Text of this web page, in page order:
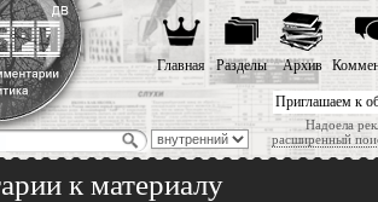
Приглашаем к
Надоела
расширенный
Главная Разделы Архив
к материалу